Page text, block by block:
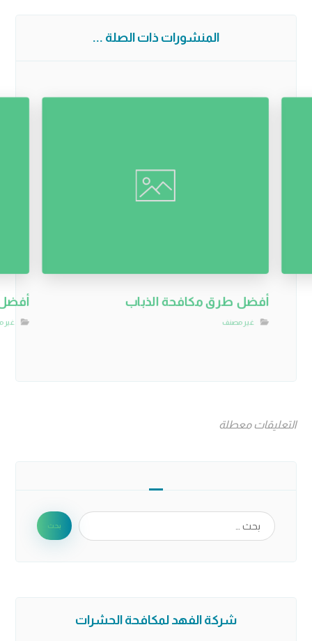
المنشورات ذات الصلة ...
أفضل طرق مكافحة الذباب
غير مصنف غير
التعليقات معطلة
شركة الفهد لمكافحة الحشرات